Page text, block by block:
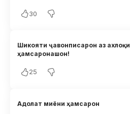
30
Шикояти ҷавонписарон аз ахлоқи
ҳамсаронашон!
25
Адолат миёни ҳамсарон